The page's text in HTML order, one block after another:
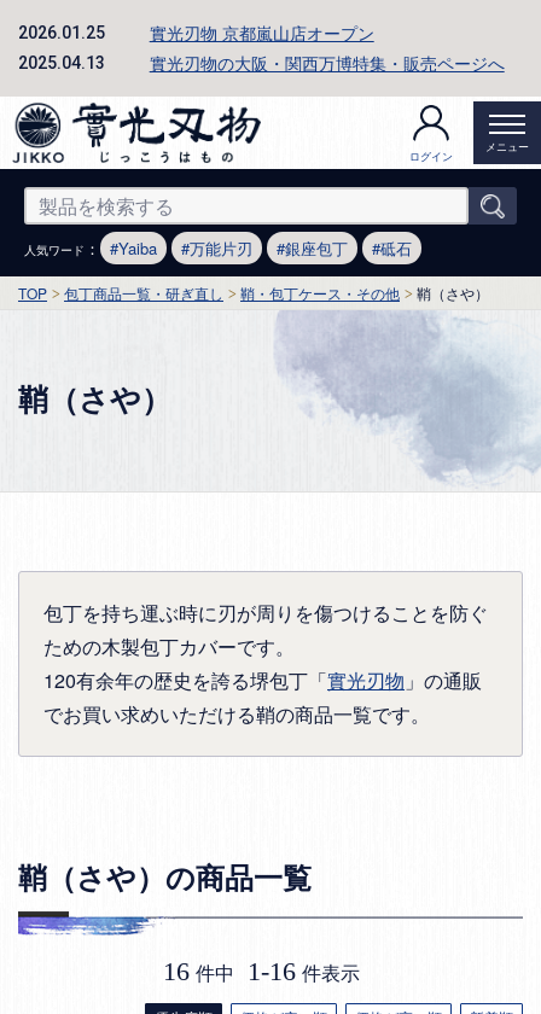
2026.01.25 實光刃物 京都嵐山店オープン
2025.04.13 實光刃物の大阪・関西万博特集・販売ページへ
ログイン
メニュー
人気ワード ： Yaiba 万能片刃 銀座包丁 砥石
TOP 包丁商品一覧・研ぎ直し 鞘・包丁ケース・その他 鞘（さや）
鞘（さや）
包丁を持ち運ぶ時に刃が周りを傷つけることを防ぐ
ための木製包丁カバーです。
120有余年の歴史を誇る堺包丁「實光刃物 」の通販
でお買い求めいただける鞘の商品一覧です。
鞘（さや）の商品一覧
16 件中 1-16 件表示